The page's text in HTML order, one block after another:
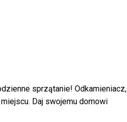
sprzątanie! Odkamieniacz,
Daj swojemu domowi